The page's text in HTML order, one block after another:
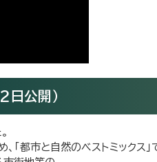
日公開）
都市と自然のベストミックス」